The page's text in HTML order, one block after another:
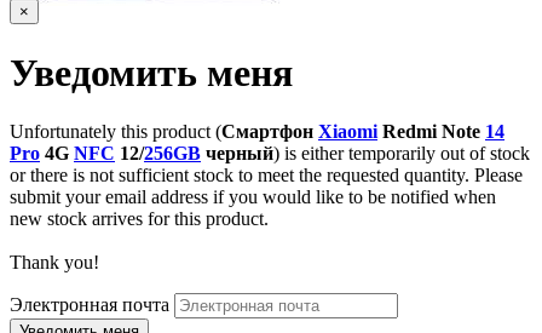
×
Уведомить меня
Unfortunately this product (Смартфон Xiaomi Redmi Note 14
Pro 4G NFC 12/256GB черный) is either temporarily out of stock
or there is not sufficient stock to meet the requested quantity. Please
submit your email address if you would like to be notified when
new stock arrives for this product.
Thank you!
Электронная почта